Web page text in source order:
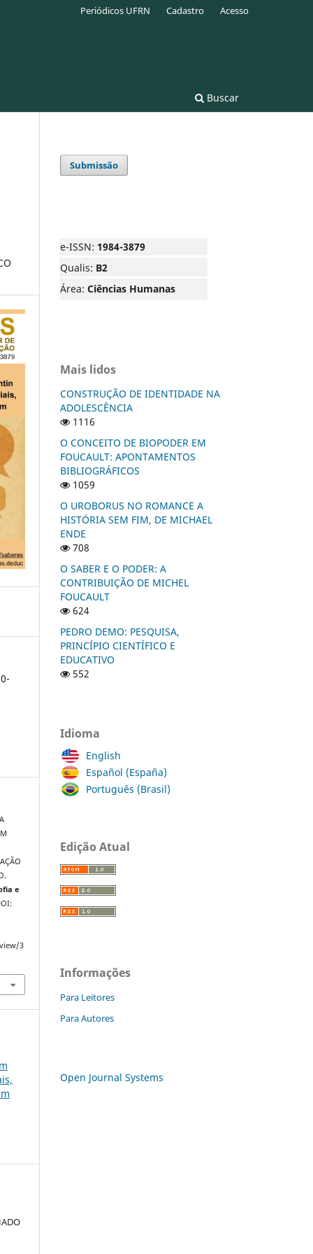
Buscar
Periódicos UFRN Cadastro Acesso
e
3
Submissão
e-ISSN: 1984-3879
Qualis: B2
Área: Ciências Humanas
Mais lidos
CONSTRUÇÃO DE IDENTIDADE NA
ADOLESCÊNCIA
1116
O CONCEITO DE BIOPODER EM
FOUCAULT: APONTAMENTOS
BIBLIOGRÁFICOS
1059
O UROBORUS NO ROMANCE A
HISTÓRIA SEM FIM, DE MICHAEL
ENDE
708
O SABER E O PODER: A
CONTRIBUIÇÃO DE MICHEL
FOUCAULT
624
PEDRO DEMO: PESQUISA,
PRINCÍPIO CIENTÍFICO E
EDUCATIVO
552
Idioma
English
Español (España)
Português (Brasil)
Edição Atual
Informações
Para Leitores
Para Autores
Open Journal Systems